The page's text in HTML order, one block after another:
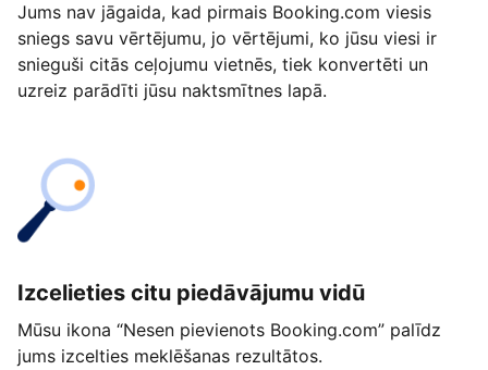
Jums nav jāgaida, kad pirmais Booking.com viesis
sniegs savu vērtējumu, jo vērtējumi, ko jūsu viesi ir
snieguši citās ceļojumu vietnēs, tiek konvertēti un
uzreiz parādīti jūsu naktsmītnes lapā.
Izcelieties citu piedāvājumu vidū
Mūsu ikona “Nesen pievienots Booking.com” palīdz
jums izcelties meklēšanas rezultātos.